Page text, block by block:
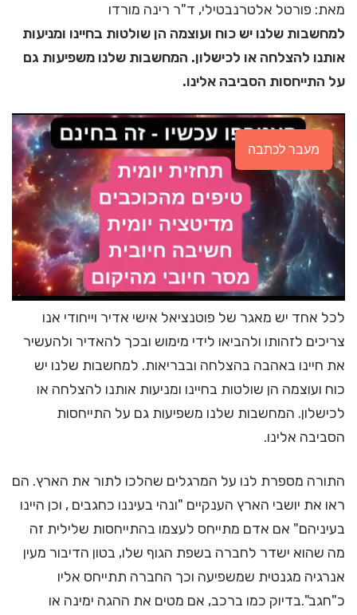
מאת: פורטל אלטרנבטילי, ד"ר רינה מורדו
למחשבות שלנו יש כוח ועוצמה הן שולטות בחיינו ומניעות
אותנו להצלחה או לכישלון. המחשבות שלנו משפיעות גם
על התייחסות הסביבה אלינו.
מעבר לכתבה
לכל אחד יש מאגר של פוטנציאל אישי אדיר וייחודי אנו
צריכים לזהותו ולהביאו לידי מימוש ובכך להאדיר ולהעשיר
את חיינו באהבה בהצלחה ובבריאות. למחשבות שלנו יש
כוח ועוצמה הן שולטות בחיינו ומניעות אותנו להצלחה או
לכישלון. המחשבות שלנו משפיעות גם על התייחסות
הסביבה אלינו.
התורה מספרת לנו על המרגלים שהלכו לתור את הארץ. הם
ראו את יושבי הארץ הענקיים "ונהי בעיננו כחגבים , וכן היינו
בעיניהם" אם אדם מתייחס לעצמו בהתייחסות שלילית זה
מה שהוא ישדר לחברה בשפת הגוף שלו, בטון הדיבור מעין
אנרגיה מגנטית שמשפיעה וכך החברה תתייחס אליו
כ"חגב".בדיוק כמו ברכב, אם מטים את ההגה ימינה או